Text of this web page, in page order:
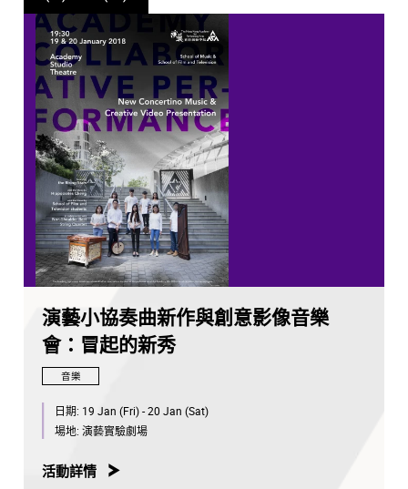
演藝小協奏曲新作與創意影像音樂
會：冒起的新秀
音樂
日期: 19 Jan (Fri) - 20 Jan (Sat)
場地: 演藝實驗劇場
活動詳情